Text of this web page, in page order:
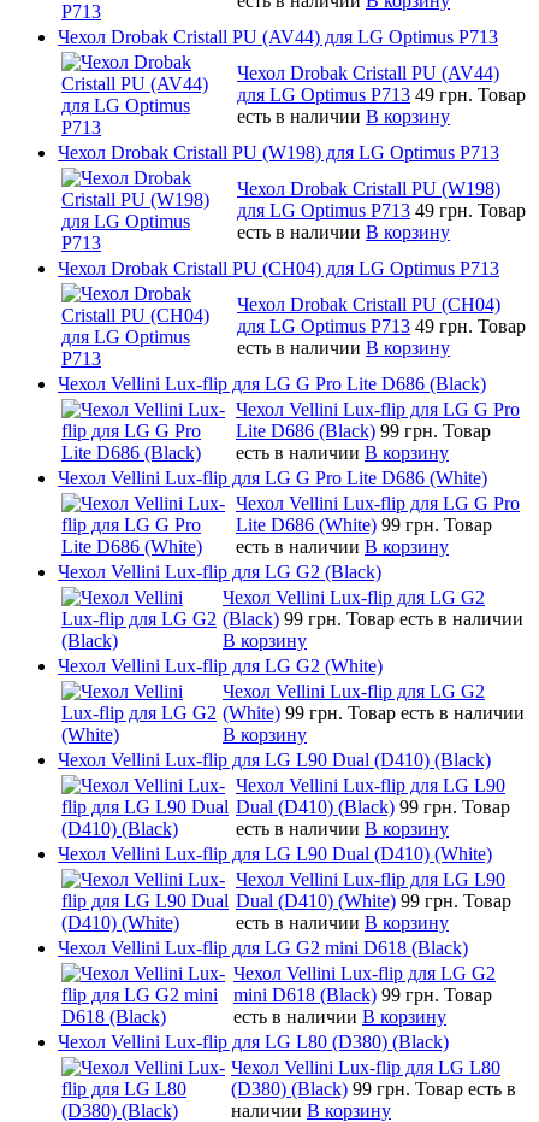
Чехол Drobak Cristall PU (AV44) для LG Optimus P713
Чехол Drobak Cristall PU (AV44)
для LG Optimus P713 49 грн. Товар
есть в наличии В корзину
Чехол Drobak Cristall PU (W198) для LG Optimus P713
Чехол Drobak Cristall PU (W198)
для LG Optimus P713 49 грн. Товар
есть в наличии В корзину
Чехол Drobak Cristall PU (CH04) для LG Optimus P713
Чехол Drobak Cristall PU (CH04)
для LG Optimus P713 49 грн. Товар
есть в наличии В корзину
Чехол Vellini Lux-flip для LG G Pro Lite D686 (Black)
Чехол Vellini Lux-flip для LG G Pro
Lite D686 (Black) 99 грн. Товар
есть в наличии В корзину
Чехол Vellini Lux-flip для LG G Pro Lite D686 (White)
Чехол Vellini Lux-flip для LG G Pro
Lite D686 (White) 99 грн. Товар
есть в наличии В корзину
Чехол Vellini Lux-flip для LG G2 (Black)
Чехол Vellini Lux-flip для LG G2
(Black) 99 грн. Товар есть в наличии
В корзину
Чехол Vellini Lux-flip для LG G2 (White)
Чехол Vellini Lux-flip для LG G2
(White) 99 грн. Товар есть в наличии
В корзину
Чехол Vellini Lux-flip для LG L90 Dual (D410) (Black)
Чехол Vellini Lux-flip для LG L90
Dual (D410) (Black) 99 грн. Товар
есть в наличии В корзину
Чехол Vellini Lux-flip для LG L90 Dual (D410) (White)
Чехол Vellini Lux-flip для LG L90
Dual (D410) (White) 99 грн. Товар
есть в наличии В корзину
Чехол Vellini Lux-flip для LG G2 mini D618 (Black)
Чехол Vellini Lux-flip для LG G2
mini D618 (Black) 99 грн. Товар
есть в наличии В корзину
Чехол Vellini Lux-flip для LG L80 (D380) (Black)
Чехол Vellini Lux-flip для LG L80
(D380) (Black) 99 грн. Товар есть в
наличии В корзину